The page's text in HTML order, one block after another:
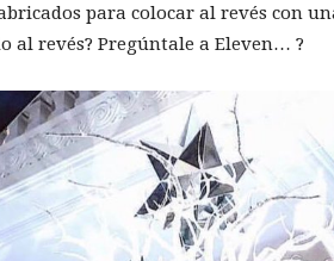
para colocar al revés con
al revés? Pregúntale a Eleven… ?